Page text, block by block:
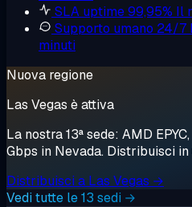
SLA uptime 99,95% Il
Supporto umano 24/7
minuti
Nuova regione
Las Vegas è attiva
La nostra 13ª sede: AMD
Gbps in Nevada. Distribuisci
Distribuisci a Las Vegas →
Vedi tutte le 13 sedi →